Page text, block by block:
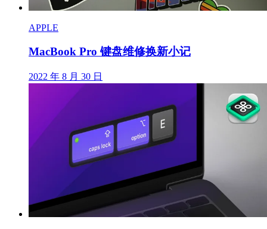
APPLE
MacBook Pro 键盘维修换新小记
2022 年 8 月 30 日